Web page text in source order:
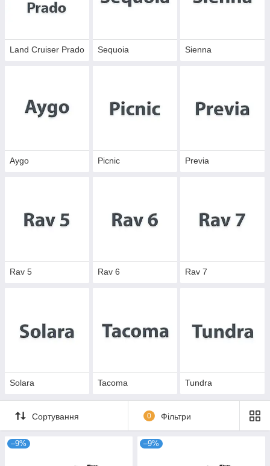
Land Cruiser Prado Sequoia Sienna
Aygo Picnic Previa
Rav 5 Rav 6 Rav 7
Solara Tacoma Tundra
Сортування 0 Фільтри
–9% –9%